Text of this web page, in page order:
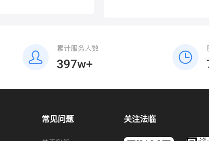
常见问题 关注法临